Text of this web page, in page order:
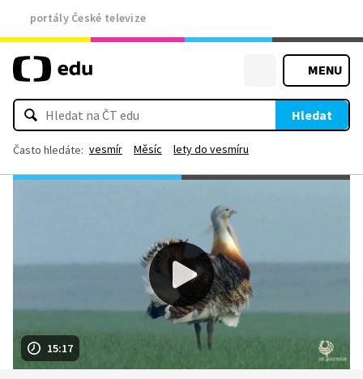
portály České televize
MENU
Hledat
Často hledáte: vesmír Měsíc lety do vesmíru
15:17